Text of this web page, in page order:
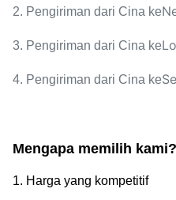
2. Pengiriman dari Cina ke
3. Pengiriman dari Cina ke
4. Pengiriman dari Cina ke
Mengapa memilih kami?
1. Harga yang kompetitif